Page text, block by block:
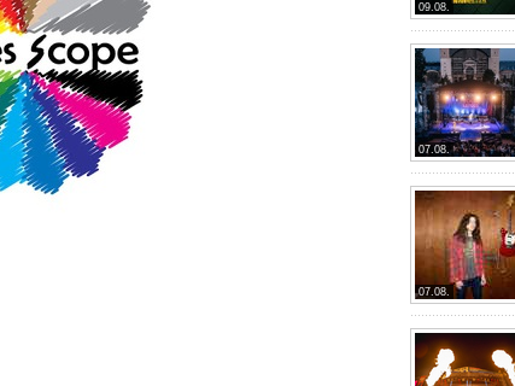
09.08.
07.08.
07.08.